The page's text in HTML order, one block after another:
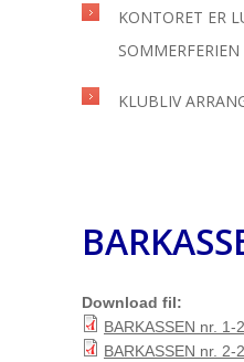
KONTORET ER
SOMMERFERIEN
KLUBLIV
Download fil:
BARKASSEN nr. 1-
BARKASSEN nr. 2-